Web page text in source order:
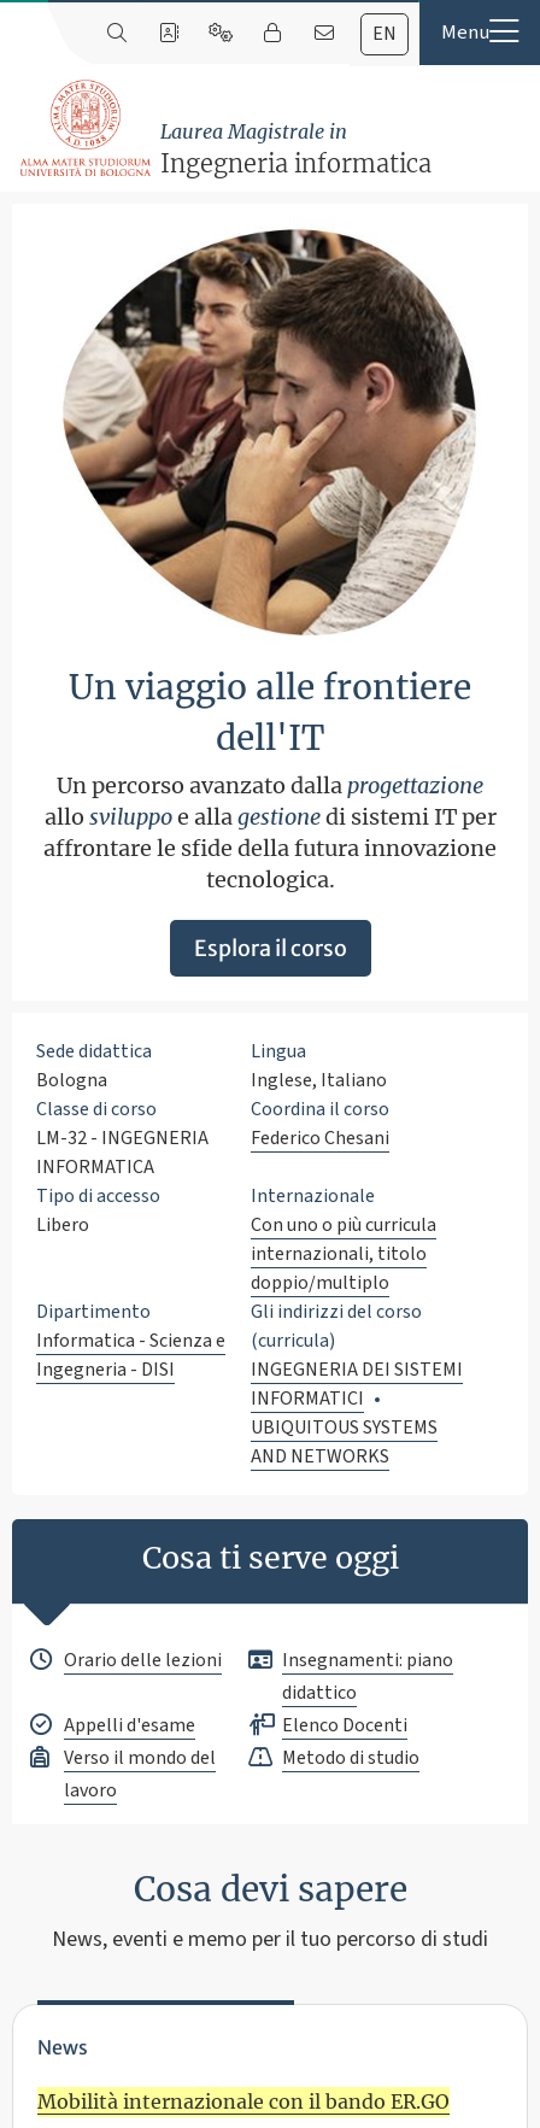
EN
Laurea Magistrale in
Ingegneria informatica
Un viaggio alle frontiere
dell'IT
Un percorso avanzato dalla progettazione
allo sviluppoe allagestionedi sistemi IT per
affrontare le sfide della futura innovazione
tecnologica.
Esplora il corso
Sede didattica
Bologna
Lingua
Inglese, Italiano
Classe di corso
LM-32 - INGEGNERIA
INFORMATICA
Coordina il corso
Federico Chesani
Tipo di accesso
Libero
Internazionale
Con uno o più curricula
internazionali, titolo
doppio/multiplo
Dipartimento
Informatica - Scienza e
Ingegneria - DISI
Gli indirizzi del corso
(curricula)
INGEGNERIA DEI SISTEMI
INFORMATICI
UBIQUITOUS SYSTEMS
AND NETWORKS
Cosa ti serve oggi
Orario delle lezioni
Insegnamenti: piano
didattico
Appelli d'esame
Elenco Docenti
Verso il mondo del
lavoro
Metodo di studio
Cosa devi sapere
News, eventi e memo per il tuo percorso di studi
News
Mobilità internazionale con il bando ER.GO